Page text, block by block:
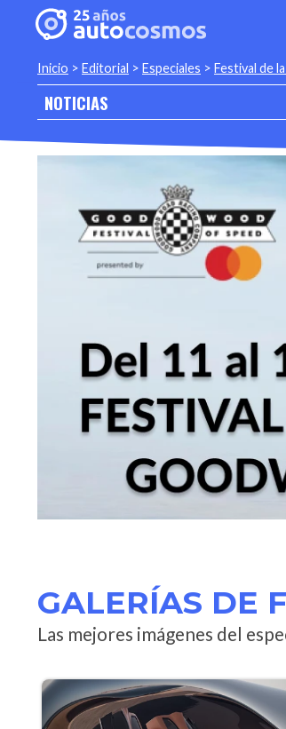
Inicio > Editorial > Especiales > Festival de
NOTICIAS
GALERÍAS DE
Las mejores imágenes del